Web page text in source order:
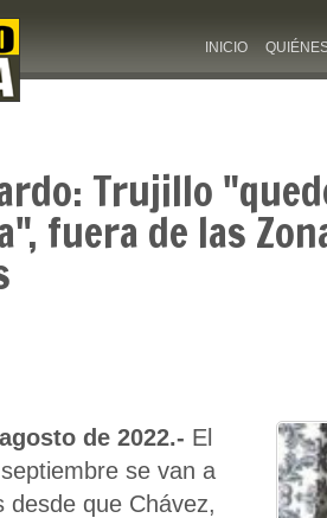
INICIO
Trujillo
fuera de las
de 2022.- El
se van a
desde que Chávez,